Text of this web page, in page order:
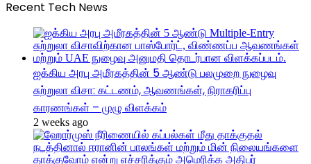
Recent Tech News
ஐக்கிய அரபு அமீரகத்தின் 5 ஆண்டு பலமுறை நுழைவு
சுற்றுலா விசா: கட்டணம், ஆவணங்கள், நிராகரிப்பு
காரணங்கள் – முழு விளக்கம்
2 weeks ago